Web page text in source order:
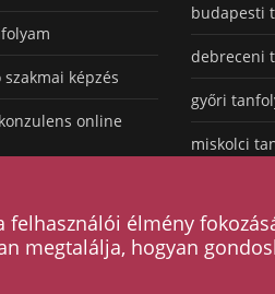
képzés
online
budapesti
debreceni
győri
miskolci
élmény
megtalálja, hogyan